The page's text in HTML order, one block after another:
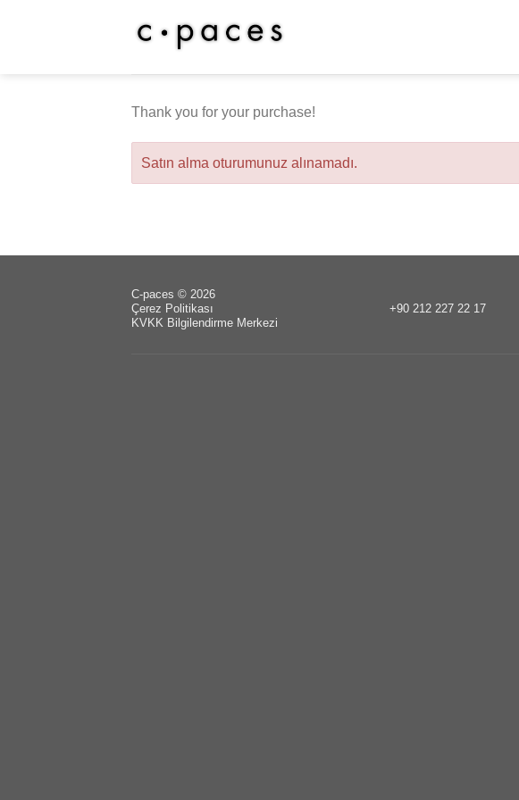
Thank you for your purchase!
Satın alma oturumunuz alınamadı.
C-paces © 2026
Çerez Politikası
KVKK Bilgilendirme Merkezi
+90 212 227 22 17